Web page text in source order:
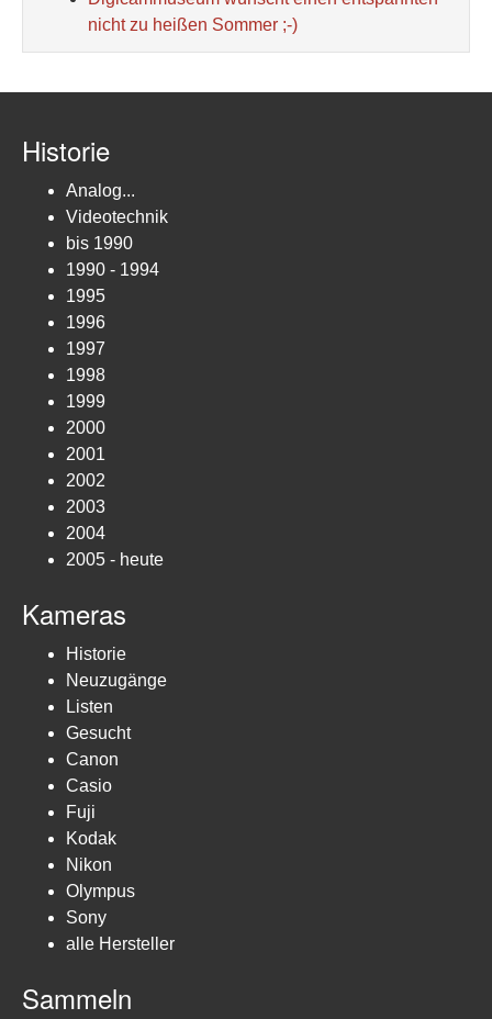
nicht zu heißen Sommer ;-)
Historie
Analog...
Videotechnik
bis 1990
1990 - 1994
1995
1996
1997
1998
1999
2000
2001
2002
2003
2004
2005 - heute
Kameras
Historie
Neuzugänge
Listen
Gesucht
Canon
Casio
Fuji
Kodak
Nikon
Olympus
Sony
alle Hersteller
Sammeln